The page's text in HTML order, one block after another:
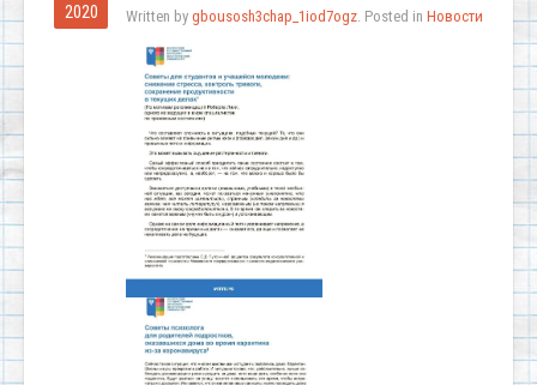
2020 Written by gbousosh3chap_1iod7ogz. Posted in Новости